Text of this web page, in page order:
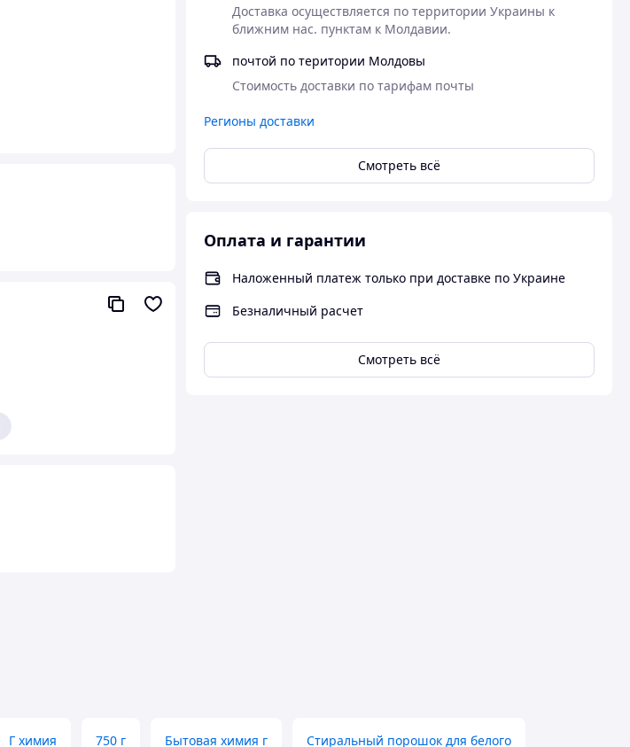
Доставка осуществляется по территории Украины к
ближним нас. пунктам к Молдавии.
почтой по територии Молдовы
Стоимость доставки по тарифам почты
Регионы доставки
Смотреть всё
Оплата и гарантии
Наложенный платеж только при доставке по Украине
Безналичный расчет
Смотреть всё
Г химия 750 г Бытовая химия г Стиральный порошок для белого